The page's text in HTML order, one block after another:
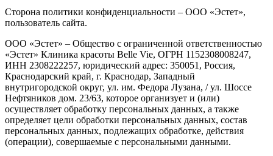
Сторона политики конфиденциальности – ООО «Эстет»,
пользователь сайта.
ООО «Эстет» – Общество с ограниченной ответственностью
«Эстет» Клиника красоты Belle Vie, ОГРН 1152308008247,
ИНН 2308222257, юридический адрес: 350051, Россия,
Краснодарский край, г. Краснодар, Западный
внутригородской округ, ул. им. Федора Лузана, / ул. Шоссе
Нефтяников дом. 23/63, которое организует и (или)
осуществляет обработку персональных данных, а также
определяет цели обработки персональных данных, состав
персональных данных, подлежащих обработке, действия
(операции), совершаемые с персональными данными.